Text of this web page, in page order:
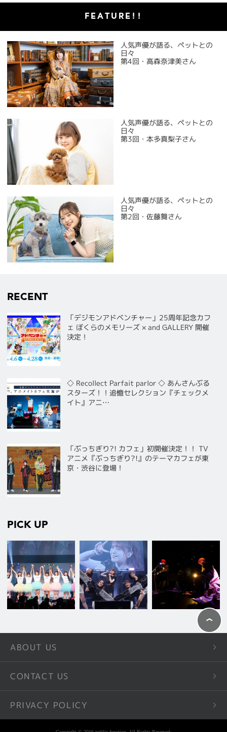
FEATURE!!
人気声優が語る、ペットとの
日々
第4回・高森奈津美さん
人気声優が語る、ペットとの
日々
第3回・本多真梨子さん
人気声優が語る、ペットとの
日々
第2回・佐藤舞さん
RECENT
「デジモンアドベンチャー」25周年記念カフ
ェ ぼくらのメモリーズ × and GALLERY 開催
決定！
◇ Recollect Parfait parlor ◇ あんさんぶる
スターズ！！追憶セレクション『チェックメ
イト』アニ…
「ぶっちぎり?! カフェ」初開催決定！！ TV
アニメ『ぶっちぎり?!』のテーマカフェが東
京・渋谷に登場！
PICK UP
ABOUT US
CONTACT US
PRIVACY POLICY